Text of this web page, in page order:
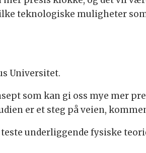
teknologiske muligheter
Universitet.
som kan gi oss mye mer
er et steg på veien,
underliggende fysiske